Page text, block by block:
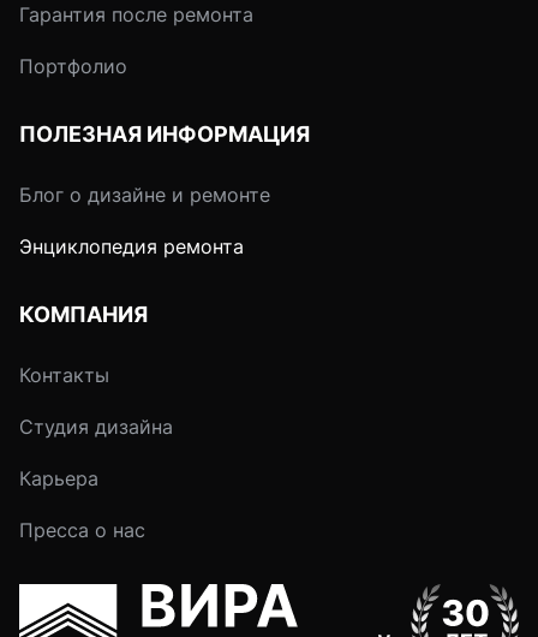
Гарантия после ремонта
Портфолио
ПОЛЕЗНАЯ ИНФОРМАЦИЯ
Блог о дизайне и ремонте
Энциклопедия ремонта
КОМПАНИЯ
Контакты
Студия дизайна
Карьера
Пресса о нас